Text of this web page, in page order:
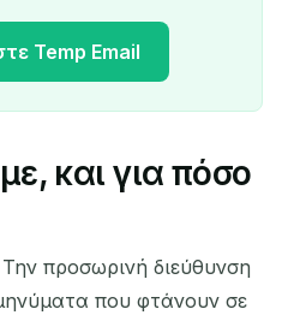
Temp Email
διεύθυνση
και για πόσο
προσωρινή διεύθυνση
που φτάνουν σε